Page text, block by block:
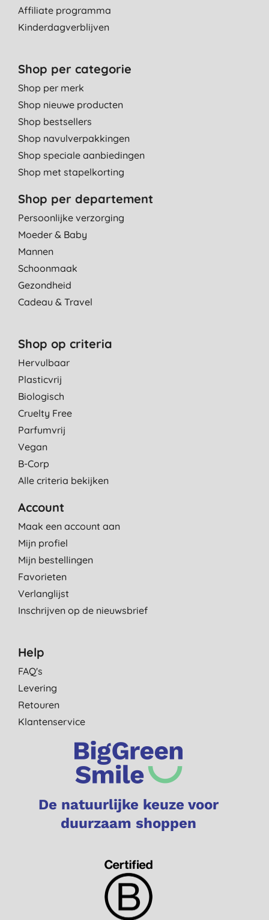
Affiliate programma
Kinderdagverblijven
Shop per categorie
Shop per merk
Shop nieuwe producten
Shop bestsellers
Shop navulverpakkingen
Shop speciale aanbiedingen
Shop met stapelkorting
Shop per departement
Persoonlijke verzorging
Moeder & Baby
Mannen
Schoonmaak
Gezondheid
Cadeau & Travel
Shop op criteria
Hervulbaar
Plasticvrij
Biologisch
Cruelty Free
Parfumvrij
Vegan
B-Corp
Alle criteria bekijken
Account
Maak een account aan
Mijn profiel
Mijn bestellingen
Favorieten
Verlanglijst
Inschrijven op de nieuwsbrief
Help
FAQ's
Levering
Retouren
Klantenservice
De natuurlijke keuze voor
duurzaam shoppen